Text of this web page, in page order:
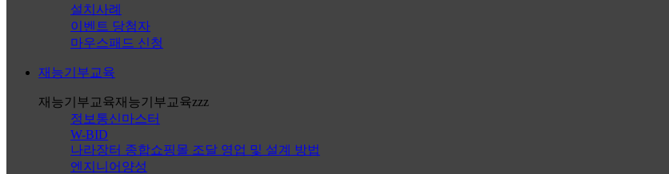
설치사례
이벤트 당첨자
마우스패드 신청
재능기부교육
재능기부교육재능기부교육zzz
정보통신마스터
W-BID
나라장터 종합쇼핑몰 조달 영업 및 설계 방법
엔지니어양성